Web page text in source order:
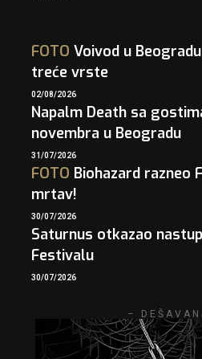
FOTO Voivod u
treće vrste
02/08/2026
Napalm Death sa
novembra u Beogradu
31/07/2026
FOTO Biohazard razneo
mrtav!
30/07/2026
Saturnus otkazao
Festivalu
30/07/2026
–